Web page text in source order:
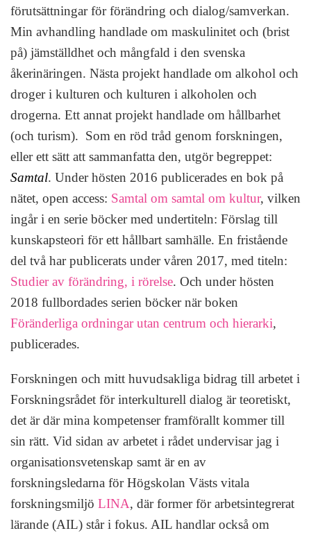
förutsättningar för förändring och dialog/samverkan.
Min avhandling handlade om maskulinitet och (brist
på) jämställdhet och mångfald i den svenska
åkerinäringen. Nästa projekt handlade om alkohol och
droger i kulturen och kulturen i alkoholen och
drogerna. Ett annat projekt handlade om hållbarhet
(och turism). Som en röd tråd genom forskningen,
eller ett sätt att sammanfatta den, utgör begreppet:
Samtal. Under hösten 2016 publicerades en bok på
nätet, open access: Samtal om samtal om kultur, vilken
ingår i en serie böcker med undertiteln: Förslag till
kunskapsteori för ett hållbart samhälle. En fristående
del två har publicerats under våren 2017, med titeln:
Studier av förändring, i rörelse. Och under hösten
2018 fullbordades serien böcker när boken
Föränderliga ordningar utan centrum och hierarki,
publicerades.
Forskningen och mitt huvudsakliga bidrag till arbetet i
Forskningsrådet för interkulturell dialog är teoretiskt,
det är där mina kompetenser framförallt kommer till
sin rätt. Vid sidan av arbetet i rådet undervisar jag i
organisationsvetenskap samt är en av
forskningsledarna för Högskolan Västs vitala
forskningsmiljö LINA, där former för arbetsintegrerat
lärande (AIL) står i fokus. AIL handlar också om